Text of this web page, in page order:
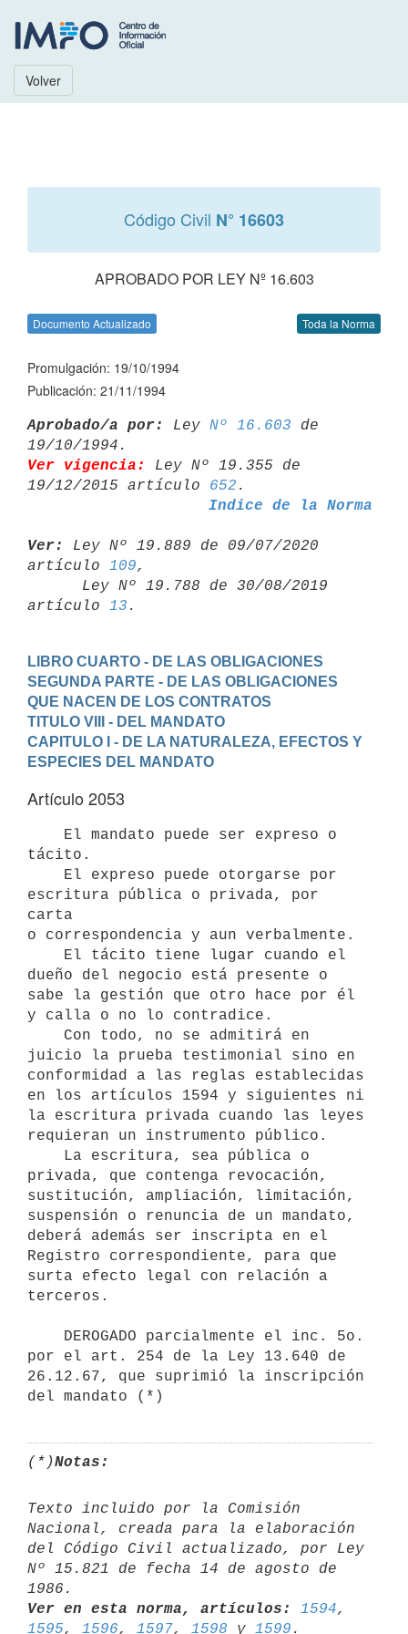
Volver
Código Civil N° 16603
APROBADO POR LEY Nº 16.603
Documento Actualizado Toda la Norma
Promulgación: 19/10/1994
Publicación: 21/11/1994
Aprobado/a por: Ley Nº 16.603 de
Ver vigencia:
Ley Nº 19.355 de
19/12/2015 artículo 652
Indice de la Norma
Ver:
Ley Nº 19.889 de 09/07/2020
artículo 109,
artículo 13
LIBRO CUARTO - DE LAS OBLIGACIONES
SEGUNDA PARTE - DE LAS OBLIGACIONES
QUE NACEN DE LOS CONTRATOS
TITULO VIII - DEL MANDATO
CAPITULO I - DE LA NATURALEZA, EFECTOS Y
ESPECIES DEL MANDATO
Artículo 2053
tácito.
escritura pública o privada, por
carta
o correspondencia y aun verbalmente.
dueño del negocio está presente o
sabe la gestión que otro hace por él
y calla o no lo contradice.
juicio la prueba testimonial sino en
conformidad a las reglas establecidas
en los artículos 1594 y siguientes ni
la escritura privada cuando las leyes
requieran un instrumento público.
privada, que contenga revocación,
sustitución, ampliación, limitación,
suspensión o renuncia de un mandato,
deberá además ser inscripta en el
Registro correspondiente, para que
surta efecto legal con relación a
terceros.
por el art. 254 de la Ley 13.640 de
26.12.67, que suprimió la inscripción
(*)Notas:
Texto incluido por la Comisión
Nacional, creada para la elaboración
del Código Civil actualizado, por Ley
Nº 15.821 de fecha 14 de agosto de
Ver en esta norma, artículos:
1594
1595, 1596, 1597, 1598 y 1599